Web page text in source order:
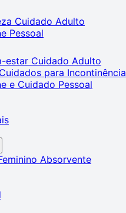
Cuidado Adulto
Pessoal
estar Cuidado Adulto
Cuidados para Incontinência
e Cuidado Pessoal
Absorvente